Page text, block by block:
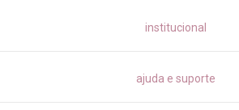
institucional
ajuda e suporte